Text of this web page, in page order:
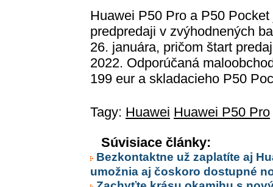
Huawei P50 Pro a P50
predpredaji v zvýhodnených
26. januára, pričom štart
2022. Odporúčaná
199 eur a skladacieho P50
Tagy: Huawei Huawei P50 Pro
Súvisiace články:
Bezkontaktne už zaplatíte aj
umožnia aj čoskoro dostupné